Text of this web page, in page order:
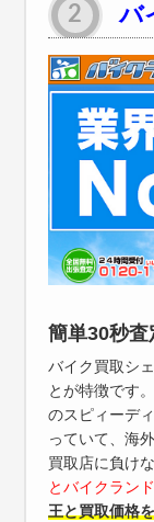
バ
簡単30秒
バイク買取シ
とが特徴です
のスピィーデ
っていて、海
買取店に負け
とバイクラン
王と買取価格